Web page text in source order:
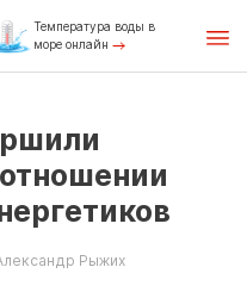
Температура воды в
море онлайн
Рыжих